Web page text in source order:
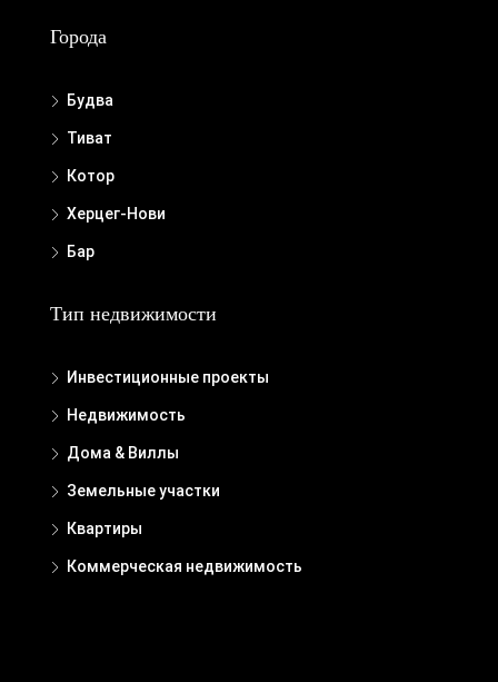
Города
Будва
Тиват
Котор
Херцег-Нови
Бар
Тип недвижимости
Инвестиционные проекты
Недвижимость
Дома & Виллы
Земельные участки
Квартиры
Коммерческая недвижимость